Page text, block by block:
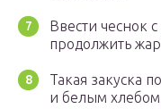
Ввести чеснок
продолжить
Такая закуска
и белым